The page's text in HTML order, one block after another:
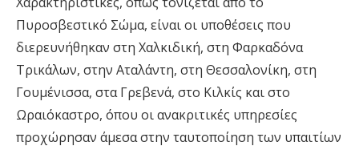
Πυροσβεστικό Σώμα, είναι οι υποθέσεις που
διερευνήθηκαν στη Χαλκιδική, στη Φαρκαδόνα
Τρικάλων, στην Αταλάντη, στη Θεσσαλονίκη, στη
Γουμένισσα, στα Γρεβενά, στο Κιλκίς και στο
Ωραιόκαστρο, όπου οι ανακριτικές υπηρεσίες
προχώρησαν άμεσα στην ταυτοποίηση των υπαιτίων